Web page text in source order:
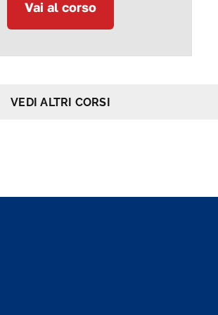
Vai al corso
VEDI ALTRI CORSI